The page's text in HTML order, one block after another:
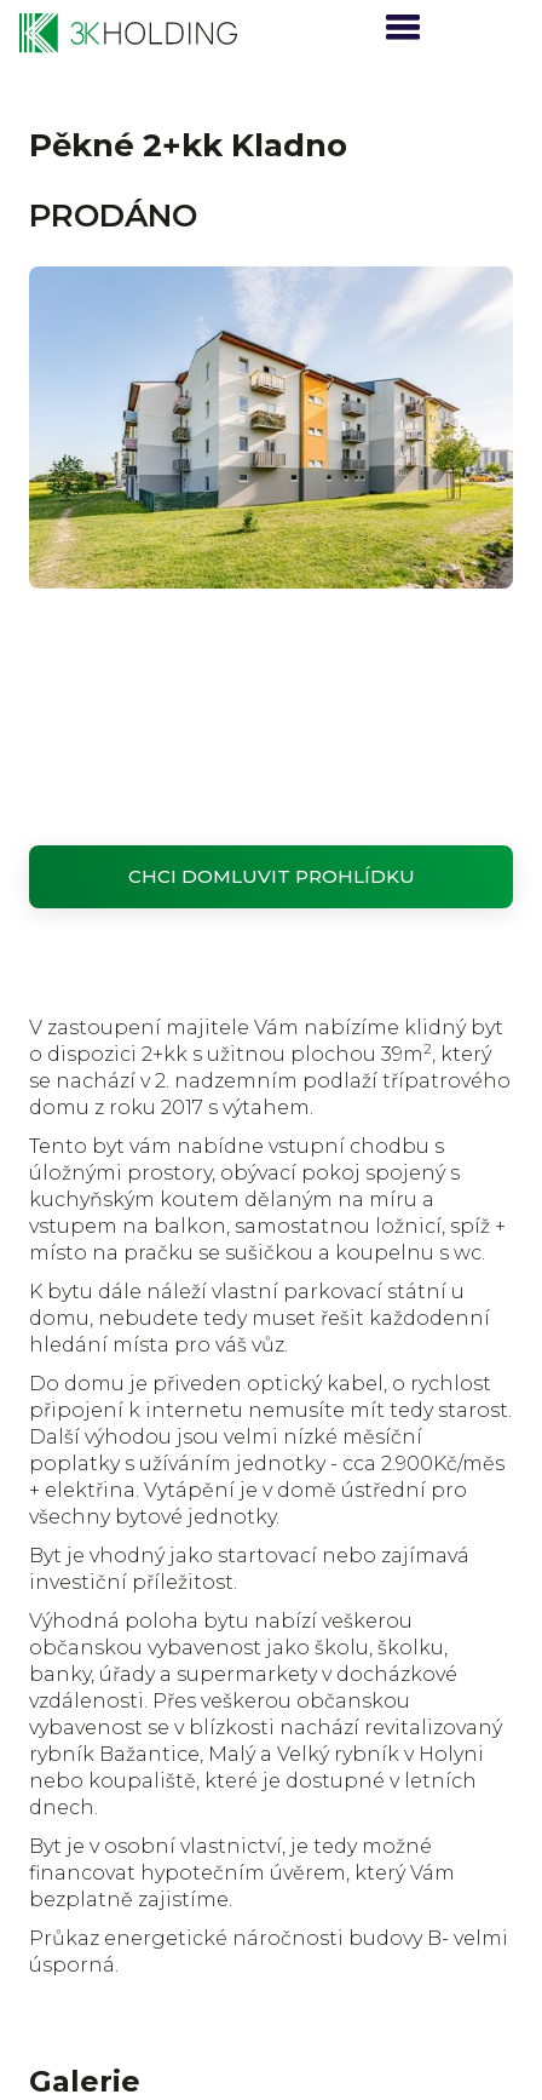
Pěkné 2+kk Kladno
PRODÁNO
CHCI DOMLUVIT PROHLÍDKU
V zastoupení majitele Vám nabízíme klidný byt
o dispozici 2+kk s užitnou plochou 39m2
, který
se nachází v 2. nadzemním podlaží třípatrového
domu z roku 2017 s výtahem.
Tento byt vám nabídne vstupní chodbu s
úložnými prostory, obývací pokoj spojený s
kuchyňským koutem dělaným na míru a
vstupem na balkon, samostatnou ložnicí, spíž +
místo na pračku se sušičkou a koupelnu s wc.
K bytu dále náleží vlastní parkovací státní u
domu, nebudete tedy muset řešit každodenní
hledání místa pro váš vůz.
Do domu je přiveden optický kabel, o rychlost
připojení k internetu nemusíte mít tedy starost.
Další výhodou jsou velmi nízké měsíční
poplatky s užíváním jednotky - cca 2.900Kč/měs
+ elektřina. Vytápění je v domě ústřední pro
všechny bytové jednotky.
Byt je vhodný jako startovací nebo zajímavá
investiční příležitost.
Výhodná poloha bytu nabízí veškerou
občanskou vybavenost jako školu, školku,
banky, úřady a supermarkety v docházkové
vzdálenosti. Přes veškerou občanskou
vybavenost se v blízkosti nachází revitalizovaný
rybník Bažantice, Malý a Velký rybník v Holyni
nebo koupaliště, které je dostupné v letních
dnech.
Byt je v osobní vlastnictví, je tedy možné
financovat hypotečním úvěrem, který Vám
bezplatně zajistíme.
Průkaz energetické náročnosti budovy B- velmi
úsporná.
Galerie